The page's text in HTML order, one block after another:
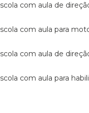
escola com aula de
escola com aula para
escola com aula de
escola com aula para